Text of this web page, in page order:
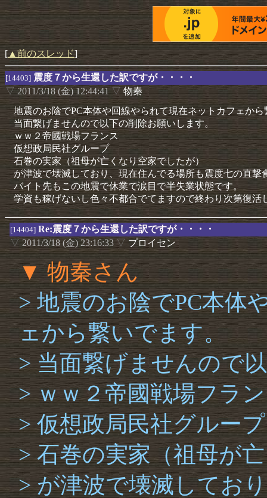
[▲前のスレッド]
[14403] 震度７から生還した訳ですが・・・・
▽ 2011/3/18 (金) 12:44:41▽ 物秦
地震のお陰でPC本体や回線やられて現在ネットカフェか
当面繋げませんので以下の削除お願いします。
ｗｗ２帝國戦場フランス
仮想政局民社グループ
石巻の実家（祖母が亡くなり空家でしたが）
が津波で壊滅しており、現在住んでる場所も震度七の直撃
バイト先もこの地震で休業で涙目で半失業状態です。
学資も稼げないし色々不都合でてますので終わり次第復活
[14404] Re:震度７から生還した訳ですが・・・・
▽ 2011/3/18 (金) 23:16:33 ▽ プロイセン
▼ 物秦さん
> 地震のお陰でPC本体
ェから繋いでます。
> 当面繋げませんので
> ｗｗ２帝國戦場フラ
> 仮想政局民社グループ
> 石巻の実家（祖母が
> が津波で壊滅してお